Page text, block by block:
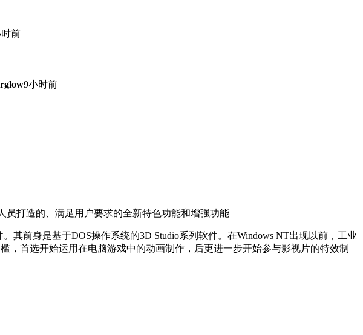
前
9小时前
员打造的、满足用户要求的全新特色功能和增强功能
其前身是基于DOS操作系统的3D Studio系列软件。在Windows NT出现以前，工业
，首选开始运用在电脑游戏中的动画制作，后更进一步开始参与影视片的特效制